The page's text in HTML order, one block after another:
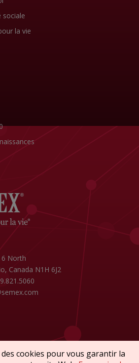
sociale
la vie
6 North
Canada N1H 6J2
cookies pour vous garantir la